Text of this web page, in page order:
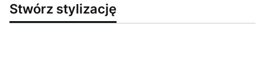
Stwórz stylizację